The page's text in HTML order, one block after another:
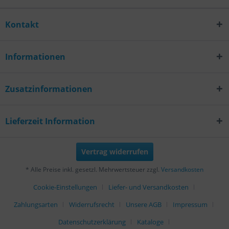
Kontakt
Informationen
Zusatzinformationen
Lieferzeit Information
Vertrag widerrufen
* Alle Preise inkl. gesetzl. Mehrwertsteuer zzgl. Versandkosten
Cookie-Einstellungen
Liefer- und Versandkosten
Zahlungsarten
Widerrufsrecht Unsere AGB
Impressum
Datenschutzerklärung
Kataloge